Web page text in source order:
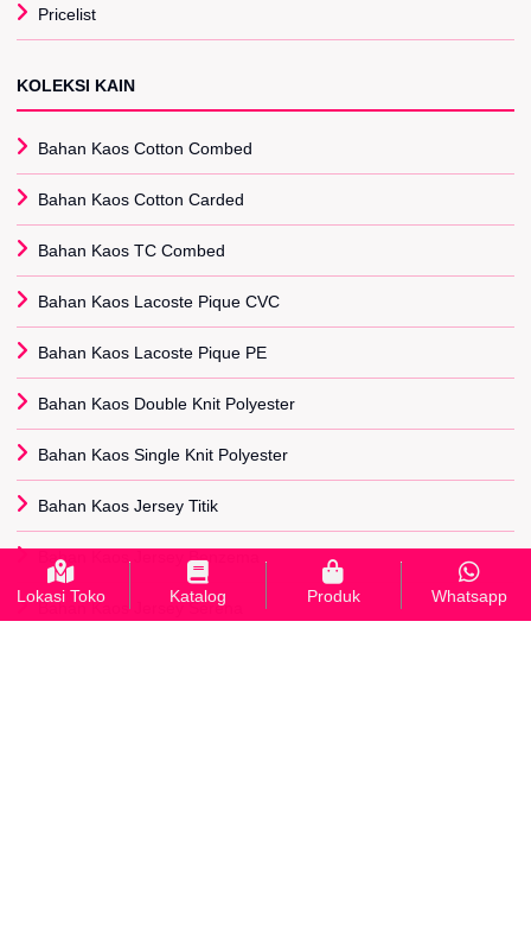
Pricelist
KOLEKSI KAIN
Bahan Kaos Cotton Combed
Bahan Kaos Cotton Carded
Bahan Kaos TC Combed
Bahan Kaos Lacoste Pique CVC
Bahan Kaos Lacoste Pique PE
Bahan Kaos Double Knit Polyester
Bahan Kaos Single Knit Polyester
Bahan Kaos Jersey Titik
Bahan Kaos Jersey Benzema
Bahan Kaos Jersey Serena
Lokasi Toko Katalog Produk Whatsapp